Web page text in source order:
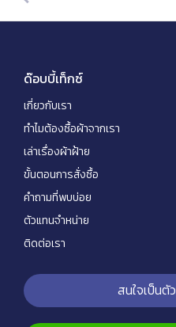
ด๊อบบี้เท็กซ์
เกี่ยวกับเรา
ทำไมต้องซื้อผ้าจากเรา
เล่าเรื่องผ้าฝ้าย
ขั้นตอนการสั่งซื้อ
คำถามที่พบบ่อย
ตัวแทนจำหน่าย
ติดต่อเรา
สนใจเป็นตั